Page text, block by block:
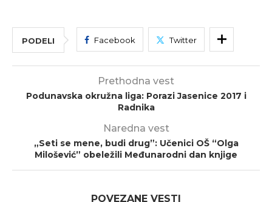
PODELI Facebook Twitter
Prethodna vest
Podunavska okružna liga: Porazi Jasenice 2017 i
Radnika
Naredna vest
„Seti se mene, budi drug”: Učenici OŠ “Olga
Milošević” obeležili Međunarodni dan knjige
POVEZANE VESTI